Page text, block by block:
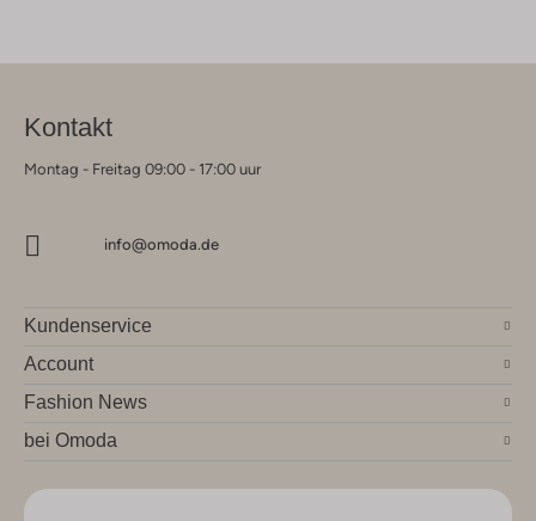
Kontakt
Montag - Freitag 09:00 - 17:00 uur
info@omoda.de
Kundenservice
Account
Fashion News
bei Omoda